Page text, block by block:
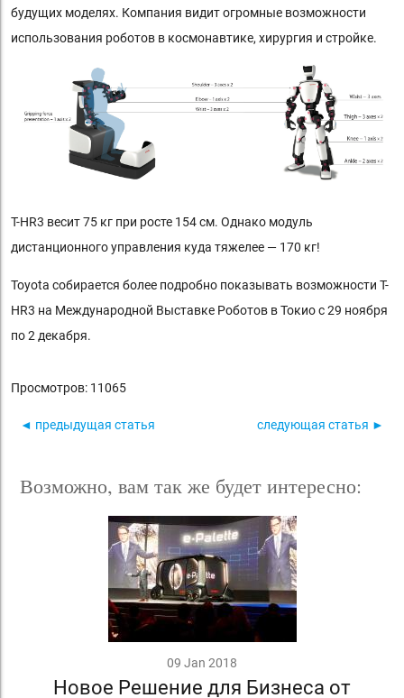
будущих моделях. Компания видит огромные возможности
использования роботов в космонавтике, хирургия и стройке.
T-HR3 весит 75 кг при росте 154 см. Однако модуль
дистанционного управления куда тяжелее — 170 кг!
Toyota собирается более подробно показывать возможности T-
HR3 на Международной Выставке Роботов в Токио с 29 ноября
по 2 декабря.
Просмотров: 11065
◄ предыдущая статья следующая статья ►
Возможно, вам так же будет интересно:
09 Jan 2018
Новое Решение для Бизнеса от